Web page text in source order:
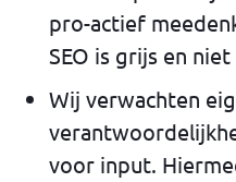
pro-actief
SEO is grijs en
Wij verwachten
voor input.